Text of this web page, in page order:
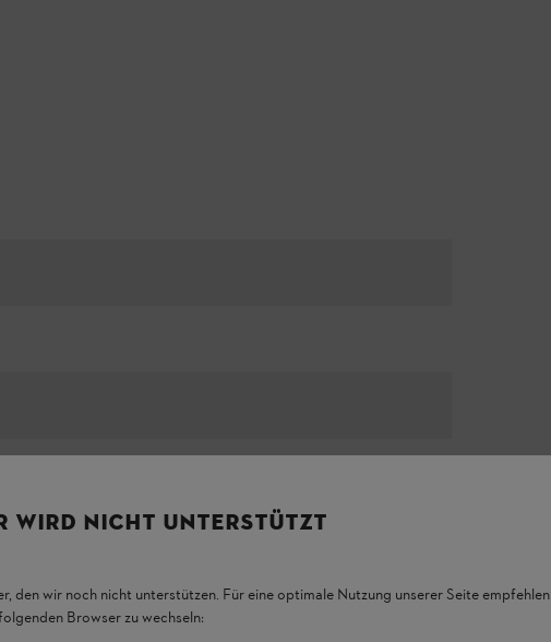
WIRD NICHT UNTERSTÜTZT
den wir noch nicht unterstützen. Für eine optimale Nutzung unserer Seite empfehlen
Browser zu wechseln: